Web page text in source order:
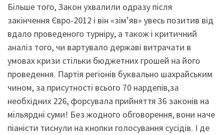
Більше того, Закон ухвалили одразу після
закінчення Євро-2012 і він «зім’яв» увесь позитив від
вдало проведеного турніру, а також і критичний
аналіз того, чи вартувало державі витрачати в
умовах кризи стільки бюджетних грошей на його
проведення. Партія регіонів буквально шахрайським
чином, за присутності всього 70 нардепів,за
необхідних 226, форсувала прийняття 36 законів на
мільярдні суми! Без жодного обговорення, вони наче
піаністи тиснули на кнопки голосування сусідів. І де